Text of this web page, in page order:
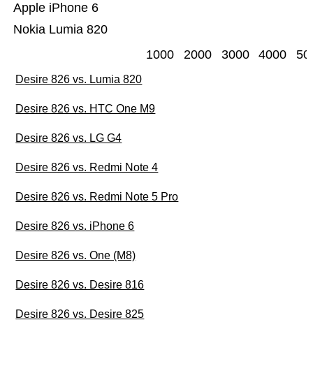
Nokia Lumia 820
Apple iPhone 6
1000 2000 3000 4000
Desire 826 vs. Lumia 820
Desire 826 vs. HTC One M9
Desire 826 vs. LG G4
Desire 826 vs. Redmi Note 4
Desire 826 vs. Redmi Note 5 Pro
Desire 826 vs. iPhone 6
Desire 826 vs. One (M8)
Desire 826 vs. Desire 816
Desire 826 vs. Desire 825